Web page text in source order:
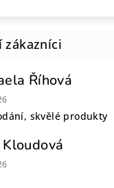
Říhová
obchodu je 5 z 5
skvělé produkty
Kloudová
obchodu je 5 z 5